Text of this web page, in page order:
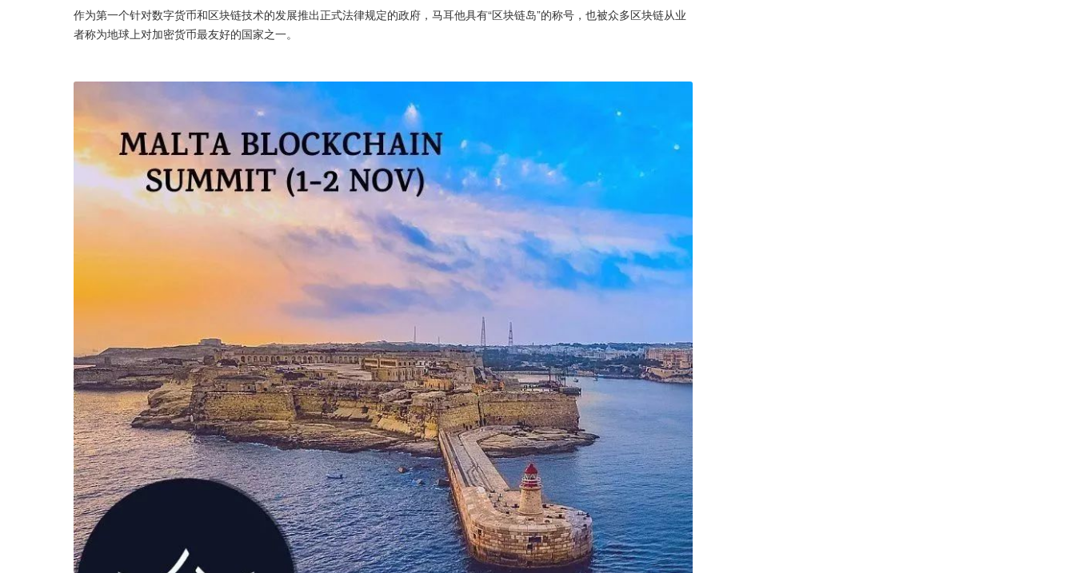
作为第一个针对数字货币和区块链技术的发展推出正式法律规定的政府，马耳他具有“区块链岛”的称号，也被众多区块链从业
者称为地球上对加密货币最友好的国家之一。